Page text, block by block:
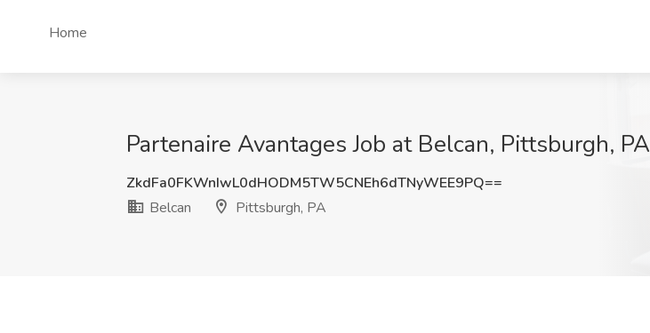
Home
Partenaire Avantages Job at Belcan, Pittsburgh, PA
ZkdFa0FKWnIwL0dHODM5TW5CNEh6dTNyWEE9PQ==
Belcan
Pittsburgh, PA